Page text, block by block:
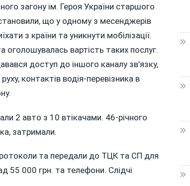
загону ім. Героя України старшого
що у одному з месенджерів
з країни та уникнути мобілізації.
оголошувалась вартість таких послуг.
доступ до іншого каналу зв’язку,
контактів водія-перевізника в
2 авто з 10 втікачами. 46-річного
затримали.
та передали до ТЦК та СП для
55 000 грн. та телефони. Слідчі